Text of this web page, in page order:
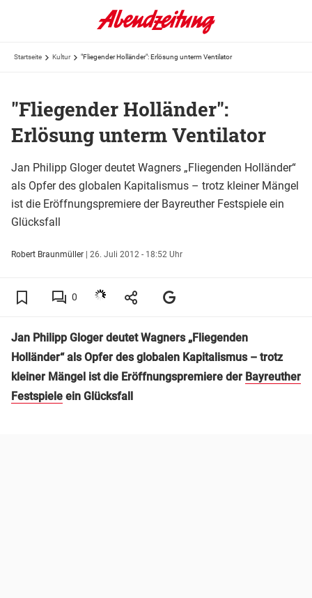
Startseite Kultur "Fliegender Holländer": Erlösung unterm Ventilator
"Fliegender Holländer":
Erlösung unterm Ventilator
Jan Philipp Gloger deutet Wagners „Fliegenden Holländer“
als Opfer des globalen Kapitalismus – trotz kleiner Mängel
ist die Eröffnungspremiere der Bayreuther Festspiele ein
Glücksfall
Robert Braunmüller | 26. Juli 2012 - 18:52 Uhr
0
Jan Philipp Gloger deutet Wagners „Fliegenden
Holländer“ als Opfer des globalen Kapitalismus – trotz
kleiner Mängel ist die Eröffnungspremiere der Bayreuther
Festspiele ein Glücksfall